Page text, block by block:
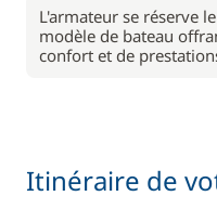
Equipements du
• Construction pont
pour la coque
• GV 3 ris
• Génois sur enrouleur
L'armateur se réserve
modèle de bateau
confort et de
Itinéraire de